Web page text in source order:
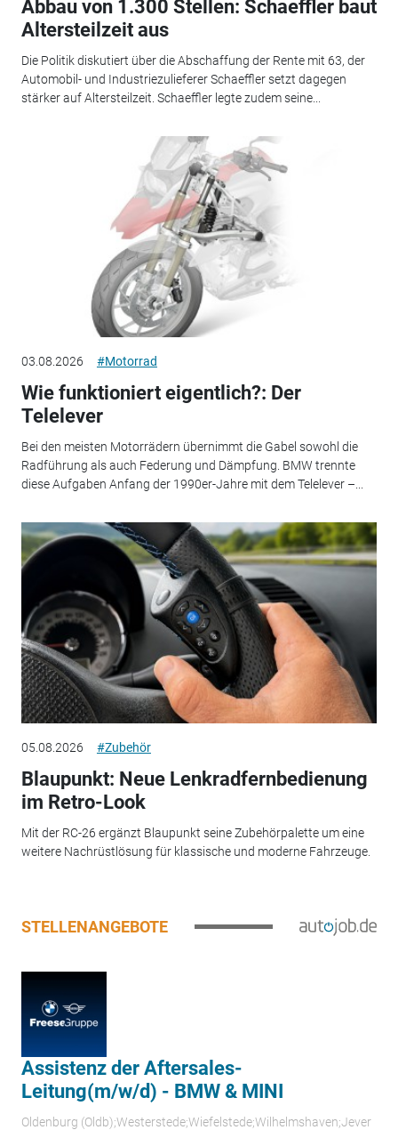
Abbau von 1.300 Stellen: Schaeffler baut
Altersteilzeit aus
Die Politik diskutiert über die Abschaffung der Rente mit 63, der
Automobil- und Industriezulieferer Schaeffler setzt dagegen
stärker auf Altersteilzeit. Schaeffler legte zudem seine...
03.08.2026 #Motorrad
Wie funktioniert eigentlich?: Der
Telelever
Bei den meisten Motorrädern übernimmt die Gabel sowohl die
Radführung als auch Federung und Dämpfung. BMW trennte
diese Aufgaben Anfang der 1990er-Jahre mit dem Telelever –...
05.08.2026 #Zubehör
Blaupunkt: Neue Lenkradfernbedienung
im Retro-Look
Mit der RC-26 ergänzt Blaupunkt seine Zubehörpalette um eine
weitere Nachrüstlösung für klassische und moderne Fahrzeuge.
STELLENANGEBOTE
Assistenz der Aftersales-
Leitung(m/w/d) - BMW & MINI
Oldenburg (Oldb);Westerstede;Wiefelstede;Wilhelmshaven;Jever